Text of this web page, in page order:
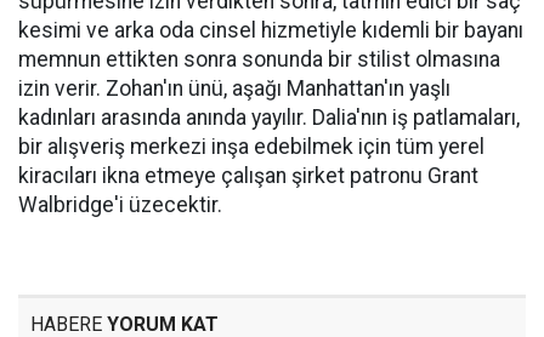
kesimi ve arka oda cinsel hizmetiyle kıdemli bir bayanı
memnun ettikten sonra sonunda bir stilist olmasına
izin verir. Zohan'ın ünü, aşağı Manhattan'ın yaşlı
kadınları arasında anında yayılır. Dalia'nın iş patlamaları,
bir alışveriş merkezi inşa edebilmek için tüm yerel
kiracıları ikna etmeye çalışan şirket patronu Grant
Walbridge'i üzecektir.
HABERE YORUM KAT